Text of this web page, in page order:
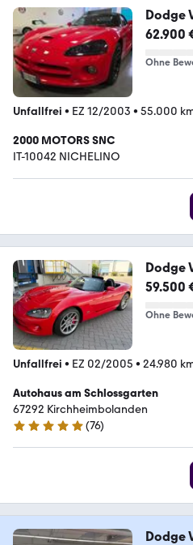
Dodge
62.900
Ohne
Unfallfrei • EZ 12/2003 • 55.000
2000 MOTORS SNC
IT-10042 NICHELINO
Dodge
59.500
Ohne
Unfallfrei • EZ 02/2005 • 24.980
Autohaus am Schlossgarten
67292 Kirchheimbolanden
4.9 Sterne
(76)
Dodge